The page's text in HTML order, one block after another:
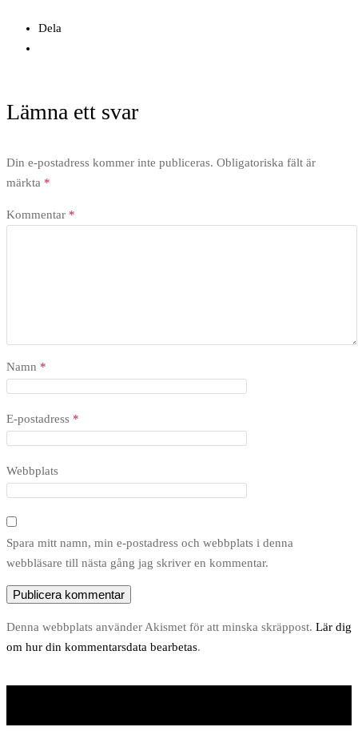
Dela
Lämna ett svar
Din e-postadress kommer inte publiceras. Obligatoriska fält är
märkta *
Kommentar *
Namn *
E-postadress *
Webbplats
Spara mitt namn, min e-postadress och webbplats i denna
webbläsare till nästa gång jag skriver en kommentar.
Denna webbplats använder Akismet för att minska skräppost. Lär dig
om hur din kommentarsdata bearbetas.